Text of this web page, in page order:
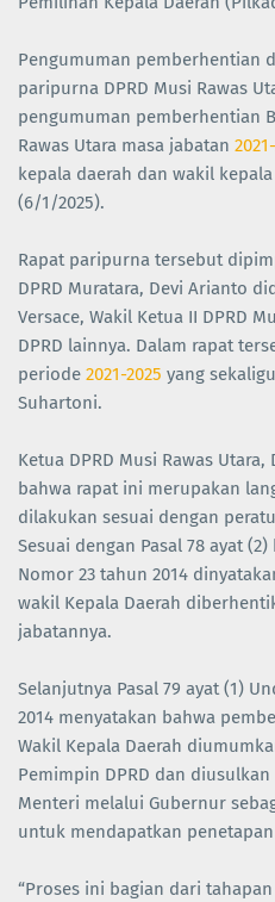
Pengumuman pemberhentian
paripurna DPRD Musi Rawas
pengumuman pemberhentian
Rawas Utara masa jabatan
kepala daerah dan wakil
(6/1/2025).
Rapat paripurna tersebut
DPRD Muratara, Devi Arianto
Versace, Wakil Ketua II DPRD
DPRD lainnya. Dalam rapat
periode 2021-2025 yang
Suhartoni.
Ketua DPRD Musi Rawas
bahwa rapat ini merupakan
dilakukan sesuai dengan
Sesuai dengan Pasal 78 ayat
Nomor 23 tahun 2014
wakil Kepala Daerah
jabatannya.
Selanjutnya Pasal 79 ayat (1)
2014 menyatakan bahwa
Wakil Kepala Daerah
Pemimpin DPRD dan
Menteri melalui Gubernur
untuk mendapatkan
“Proses ini bagian dari